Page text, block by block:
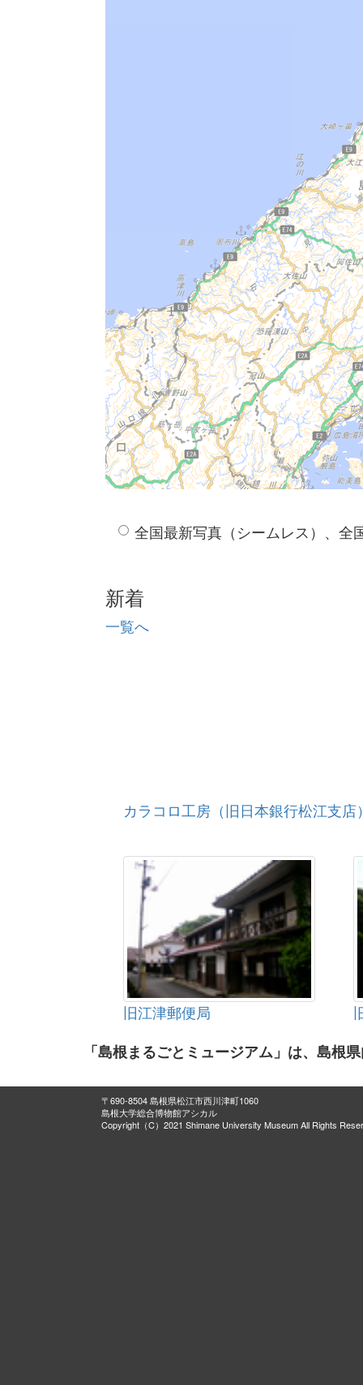
全国最新写真（シームレス）、全
新着
一覧へ
カラコロ工房（旧日本銀行松江支店
旧江津郵便局
「島根まるごとミュージアム」は、島根
〒690-8504 島根県松江市西川津町1060
島根大学総合博物館アシカル
Copyright（C）2021 Shimane University Museum All Rights